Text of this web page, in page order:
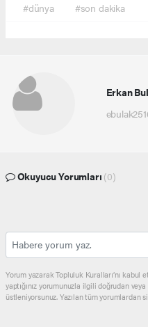
#dünya
#son dakika
Erkan
Okuyucu Yorumları (0)
Yorum yazarak Topluluk Kuralları’nı
yaptığınız yorumunuzla ilgili doğrudan
üstleniyorsunuz. Yazılan tüm